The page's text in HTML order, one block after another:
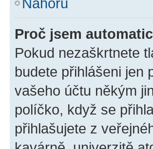
Proč jsem
Pokud nezaškrtnete
budete přihlášeni jen
vašeho účtu někým
políčko, když se
přihlašujete z